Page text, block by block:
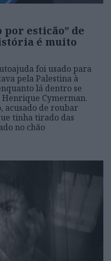
por esticão” de
é muito
foi usado para
pela Palestina à
lá dentro se
Cymerman.
acusado de roubar
tinha tirado das
no chão